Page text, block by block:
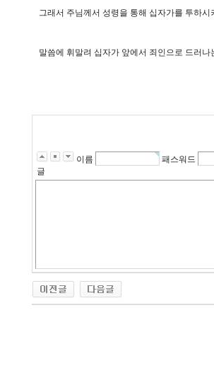
그래서 주님께서 성령을 통해 십자가를 투하
말씀에 휘말려 십자가 앞에서 죄인으로 드러나
이름
패스워드
글